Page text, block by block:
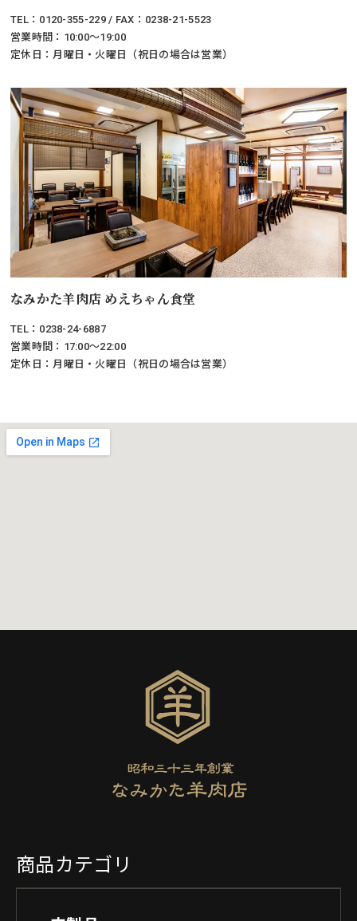
TEL：0120-355-229 / FAX：0238-21-5523
営業時間：10:00～19:00
定休日：月曜日・火曜日（祝日の場合は営業）
なみかた羊肉店 めえちゃん食堂
TEL：0238-24-6887
営業時間：17:00～22:00
定休日：月曜日・火曜日（祝日の場合は営業）
商品カテゴリ